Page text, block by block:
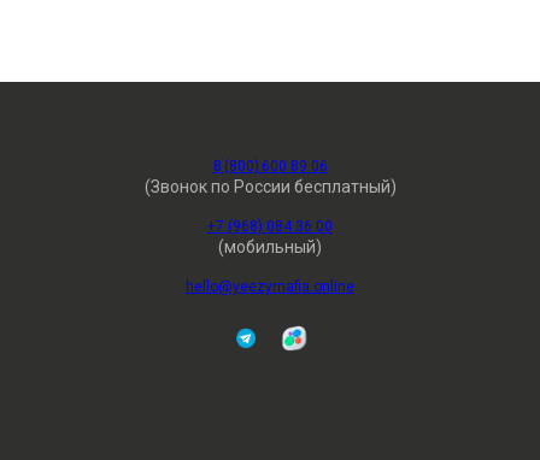
8 (800) 600 89 06
(Звонок по России бесплатный)
+7 (968) 084 36 00
(мобильный)
hello@yeezymafia.online